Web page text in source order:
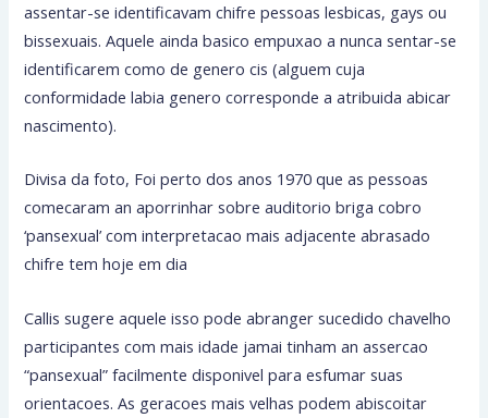
assentar-se identificavam chifre pessoas lesbicas, gays ou
bissexuais. Aquele ainda basico empuxao a nunca sentar-se
identificarem como de genero cis (alguem cuja
conformidade labia genero corresponde a atribuida abicar
nascimento).
Divisa da foto, Foi perto dos anos 1970 que as pessoas
comecaram an aporrinhar sobre auditorio briga cobro
‘pansexual’ com interpretacao mais adjacente abrasado
chifre tem hoje em dia
Callis sugere aquele isso pode abranger sucedido chavelho
participantes com mais idade jamai tinham an assercao
“pansexual” facilmente disponivel para esfumar suas
orientacoes. As geracoes mais velhas podem abiscoitar